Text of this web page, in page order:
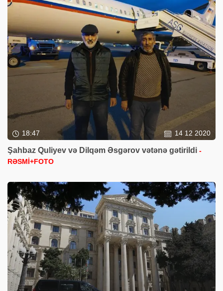
18:47 14 12 2020
Şahbaz Quliyev və Dilqəm Əsgərov vətənə gətirildi -
RƏSMİ+FOTO